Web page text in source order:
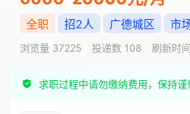
全职 招2人 广德城区 市
浏览量 37225 投递数 108 刷新时
求职过程中请勿缴纳费用，保持谨